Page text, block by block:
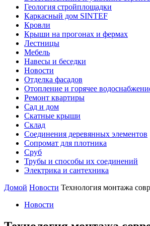
Геология стройплощадки
Каркасный дом SINTEF
Кровли
Крыши на прогонах и фермах
Лестницы
Мебель
Навесы и беседки
Новости
Отделка фасадов
Отопление и горячее
Ремонт квартиры
Сад и дом
Скатные крыши
Склад
Соединения деревянных элементов
Сопромат для плотника
Сруб
Трубы и способы их соединений
Электрика и сантехника
Домой Новости Технология монтажа
Новости